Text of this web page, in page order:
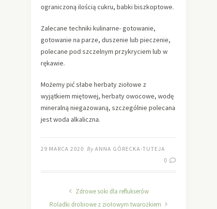
ograniczoną ilością cukru, babki biszkoptowe.
Zalecane techniki kulinarne- gotowanie,
gotowanie na parze, duszenie lub pieczenie,
polecane pod szczelnym przykryciem lub w
rękawie.
Możemy pić słabe herbaty ziołowe z
wyjątkiem miętowej, herbaty owocowe, wodę
mineralną niegazowaną, szczególnie polecana
jest woda alkaliczna.
29 MARCA 2020 By ANNA GÓRECKA-TUTEJA
0
Zdrowe soki dla reflukserów
Roladki drobiowe z ziołowym twarożkiem